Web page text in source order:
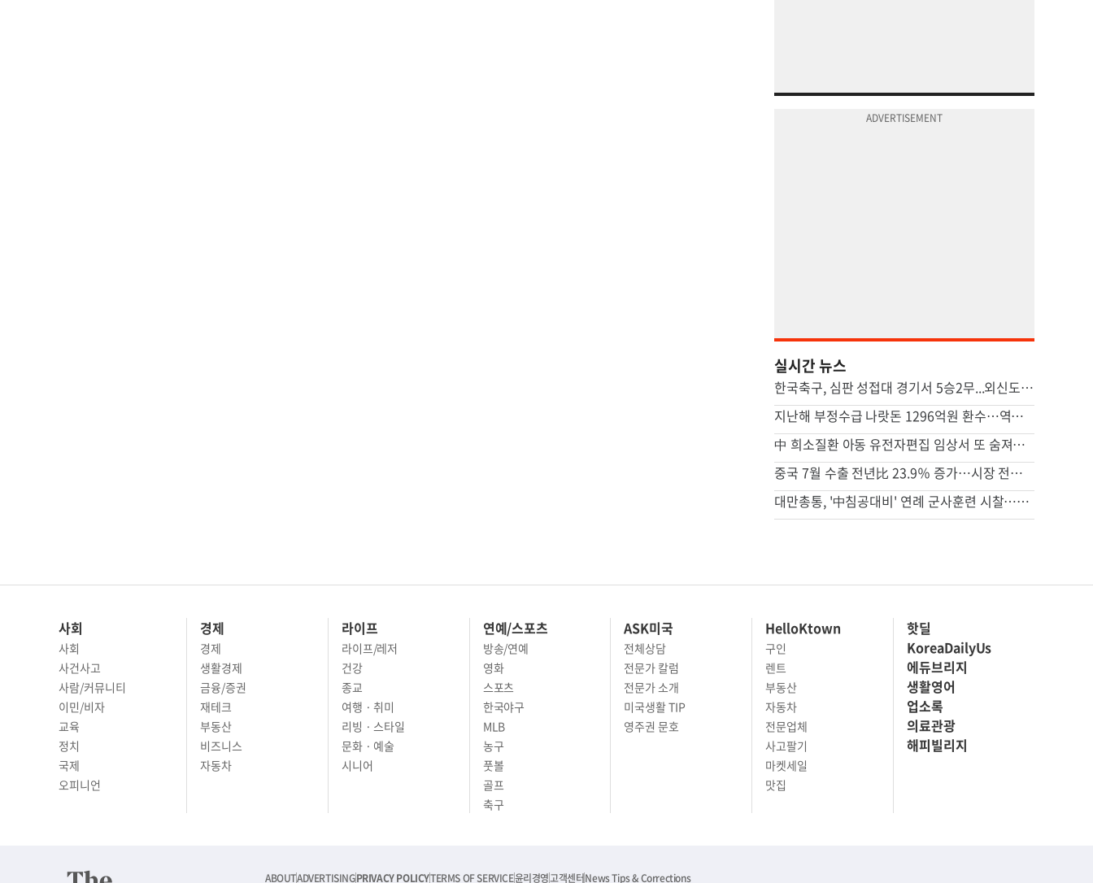
실시간 뉴스
한국축구, 심판 성접대 경기서 5승2무...외신도 보도 ‘국제 망신’
지난해 부정수급 나랏돈 1296억원 환수…역대 최대 규모
中 희소질환 아동 유전자편집 임상서 또 숨져…안전성 논란 확산
중국 7월 수출 전년比 23.9％ 증가…시장 전망 넘어서
대만총통, '中침공대비' 연례 군사훈련 시찰…타이베이항 점검
사회
사회
사건사고
사람/커뮤니티
이민/비자
교육
정치
국제
오피니언
경제
경제
생활경제
금융/증권
재테크
부동산
비즈니스
자동차
라이프
라이프/레저
건강
종교
여행 · 취미
리빙 · 스타일
문화 · 예술
시니어
연예/스포츠
방송/연예
영화
스포츠
한국야구
MLB
농구
풋볼
골프
축구
ASK미국
전체상담
전문가 칼럼
전문가 소개
미국생활 TIP
영주권 문호
HelloKtown
구인
렌트
부동산
자동차
전문업체
사고팔기
마켓세일
맛집
핫딜
KoreaDailyUs
에듀브리지
생활영어
업소록
의료관광
해피빌리지
ABOUTADVERTISINGPRIVACY POLICYTERMS OF SERVICE윤리경영고객센터News Tips & Corrections